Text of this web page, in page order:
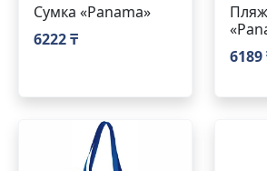
Сумка «Panama»
6222 ₸
6189